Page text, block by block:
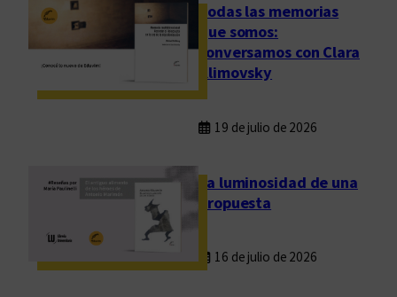
Todas las memorias
que somos:
conversamos con Clara
Klimovsky
19 de julio de 2026
La luminosidad de una
propuesta
16 de julio de 2026